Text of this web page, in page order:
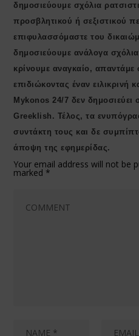
δημοσιεύουμε σχόλια
προσβλητικού ή σεξιστικού
επιφυλασσόμαστε του
δημοσιεύουμε ανάλογα
κρίνουμε αναγκαίο, απαντάμε
επιδιώκοντας έναν ειλικρινή
Μykonos 24/7 δεν δημοσιεύει
Greeklish. Τέλος, τα
συντάκτη τους και δε
άποψη της εφημερίδας.
Your email address will not be
marked *